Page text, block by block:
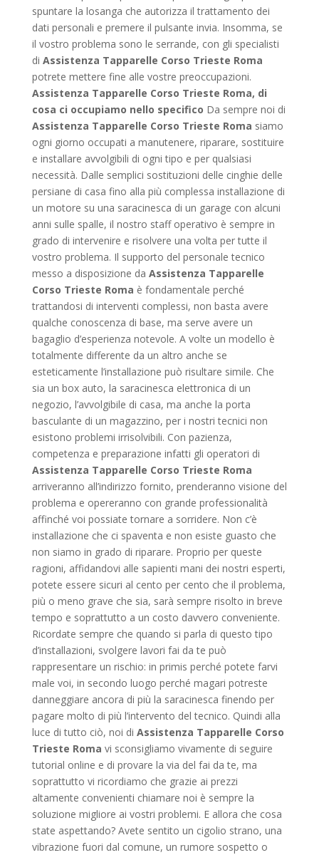
spuntare la losanga che autorizza il trattamento dei
dati personali e premere il pulsante invia. Insomma, se
il vostro problema sono le serrande, con gli specialisti
di Assistenza Tapparelle Corso Trieste Roma
potrete mettere fine alle vostre preoccupazioni.
Assistenza Tapparelle Corso Trieste Roma, di
cosa ci occupiamo nello specifico Da sempre noi di
Assistenza Tapparelle Corso Trieste Roma siamo
ogni giorno occupati a manutenere, riparare, sostituire
e installare avvolgibili di ogni tipo e per qualsiasi
necessità. Dalle semplici sostituzioni delle cinghie delle
persiane di casa fino alla più complessa installazione di
un motore su una saracinesca di un garage con alcuni
anni sulle spalle, il nostro staff operativo è sempre in
grado di intervenire e risolvere una volta per tutte il
vostro problema. Il supporto del personale tecnico
messo a disposizione da Assistenza Tapparelle
Corso Trieste Roma è fondamentale perché
trattandosi di interventi complessi, non basta avere
qualche conoscenza di base, ma serve avere un
bagaglio d’esperienza notevole. A volte un modello è
totalmente differente da un altro anche se
esteticamente l’installazione può risultare simile. Che
sia un box auto, la saracinesca elettronica di un
negozio, l’avvolgibile di casa, ma anche la porta
basculante di un magazzino, per i nostri tecnici non
esistono problemi irrisolvibili. Con pazienza,
competenza e preparazione infatti gli operatori di
Assistenza Tapparelle Corso Trieste Roma
arriveranno all’indirizzo fornito, prenderanno visione del
problema e opereranno con grande professionalità
affinché voi possiate tornare a sorridere. Non c’è
installazione che ci spaventa e non esiste guasto che
non siamo in grado di riparare. Proprio per queste
ragioni, affidandovi alle sapienti mani dei nostri esperti,
potete essere sicuri al cento per cento che il problema,
più o meno grave che sia, sarà sempre risolto in breve
tempo e soprattutto a un costo davvero conveniente.
Ricordate sempre che quando si parla di questo tipo
d’installazioni, svolgere lavori fai da te può
rappresentare un rischio: in primis perché potete farvi
male voi, in secondo luogo perché magari potreste
danneggiare ancora di più la saracinesca finendo per
pagare molto di più l’intervento del tecnico. Quindi alla
luce di tutto ciò, noi di Assistenza Tapparelle Corso
Trieste Roma vi sconsigliamo vivamente di seguire
tutorial online e di provare la via del fai da te, ma
soprattutto vi ricordiamo che grazie ai prezzi
altamente convenienti chiamare noi è sempre la
soluzione migliore ai vostri problemi. E allora che cosa
state aspettando? Avete sentito un cigolio strano, una
vibrazione fuori dal comune, un rumore sospetto o